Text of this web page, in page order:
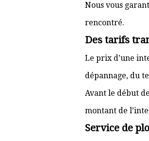
Nous vous
rencontré.
Des tarifs
Le prix d’une
dépannage, du
Avant le début
montant de
Service de